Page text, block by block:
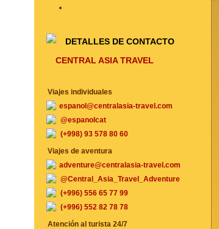
DETALLES DE CONTACTO
CENTRAL ASIA TRAVEL
Viajes individuales
espanol@centralasia-travel.com
@espanolcat
(+998) 93 578 80 60
Viajes de aventura
adventure@centralasia-travel.com
@Central_Asia_Travel_Adventure
(+996) 556 65 77 99
(+996) 552 82 78 78
Atención al turista 24/7